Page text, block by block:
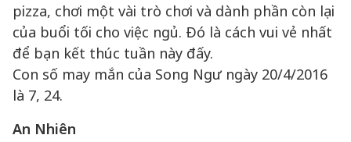
pizza, chơi một vài trò chơi và dành phần còn lại
của buổi tối cho việc ngủ. Đó là cách vui vẻ nhất
để bạn kết thúc tuần này đấy.
Con số may mắn của Song Ngư ngày 20/4/2016
là 7, 24.
An Nhiên